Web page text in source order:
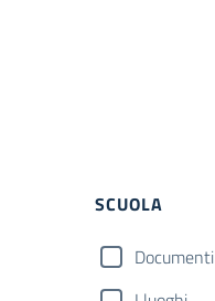
Filtri
SCUOLA
Documenti